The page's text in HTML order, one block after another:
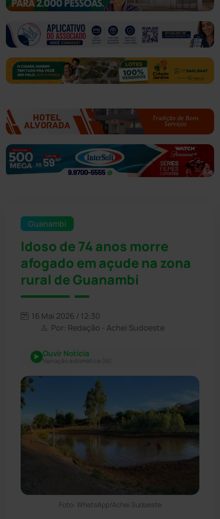
Guanambi
Idoso de 74 anos morre
afogado em açude na zona
rural de Guanambi
16 Mai 2026 / 12:30
Por: Redação - Achei Sudoeste
Ouvir Notícia
Narração automática (IA)
Foto: WhatsApp/Achei Sudoeste